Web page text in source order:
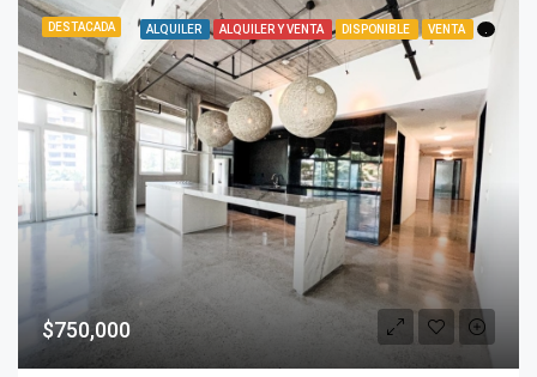
DESTACADA ALQUILER ALQUILER Y VENTA DISPONIBLE VENTA .
$750,000